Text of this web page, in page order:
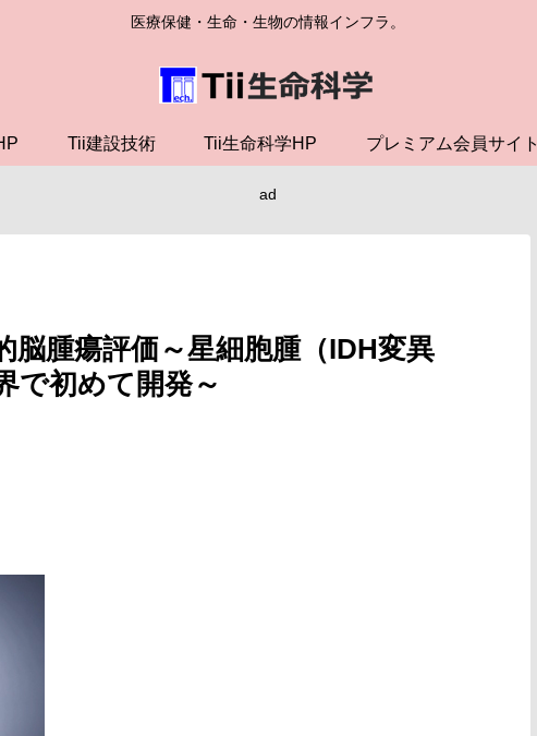
医療保健・生命・生物の情報インフラ。
Tii建設技術 Tii生命科学HP プレミアム会員サイト
ad
腫瘍評価～星細胞腫（IDH変異
で初めて開発～